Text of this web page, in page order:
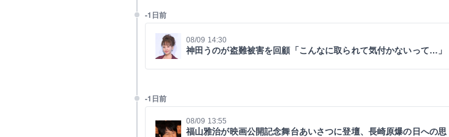
-1日前
08/09 14:30
神田うのが盗難被害を回顧「こんなに取られて気付かないって…」
-1日前
08/09 13:55
福山雅治が映画公開記念舞台あいさつに登壇、長崎原爆の日への思